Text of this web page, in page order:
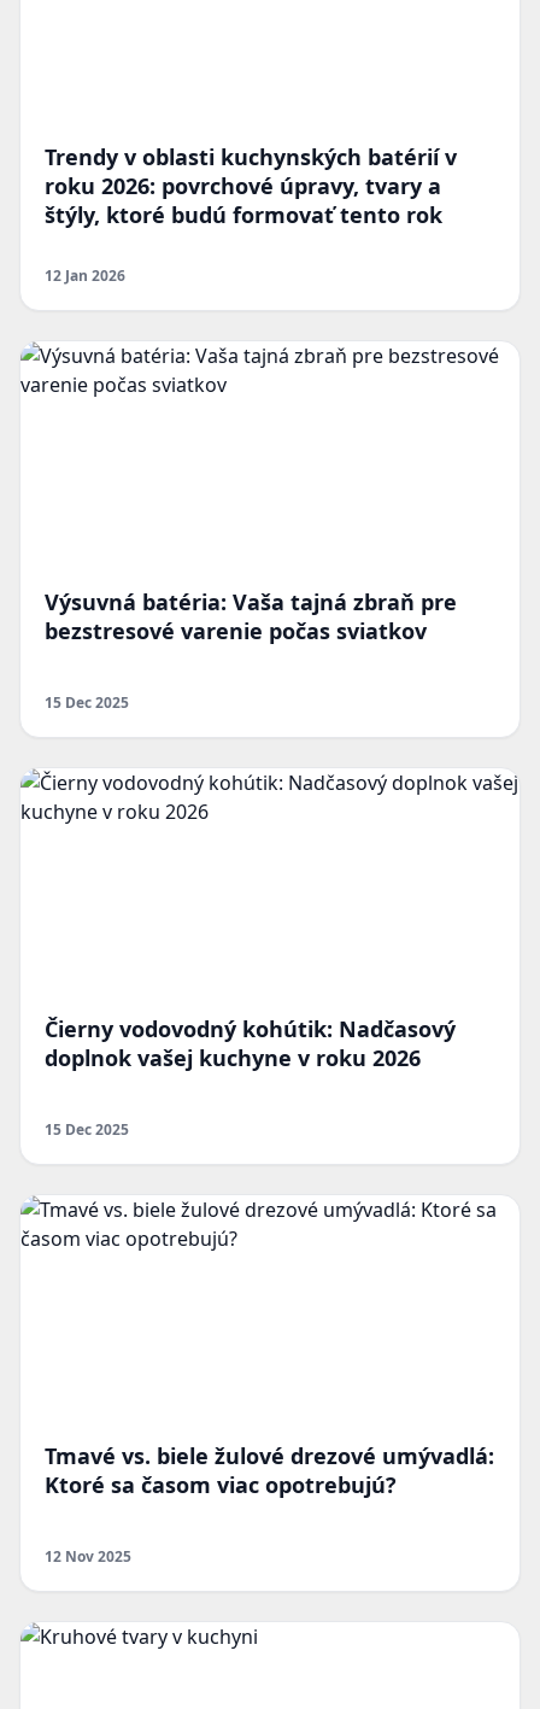
Trendy v oblasti kuchynských batérií v
roku 2026: povrchové úpravy, tvary a
štýly, ktoré budú formovať tento rok
12 Jan 2026
Výsuvná batéria: Vaša tajná zbraň pre
bezstresové varenie počas sviatkov
15 Dec 2025
Čierny vodovodný kohútik: Nadčasový
doplnok vašej kuchyne v roku 2026
15 Dec 2025
Tmavé vs. biele žulové drezové umývadlá:
Ktoré sa časom viac opotrebujú?
12 Nov 2025